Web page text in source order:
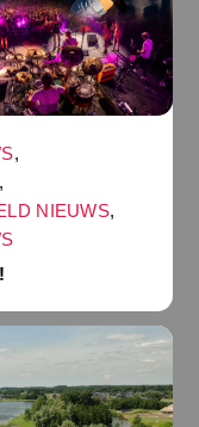
,
,
NIEUWS,